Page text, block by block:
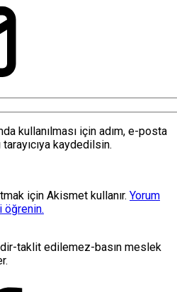
kullanılması için adım, e-posta
kaydedilsin.
için Akismet kullanır. Yorum
öğrenin.
taklit edilemez-basın meslek